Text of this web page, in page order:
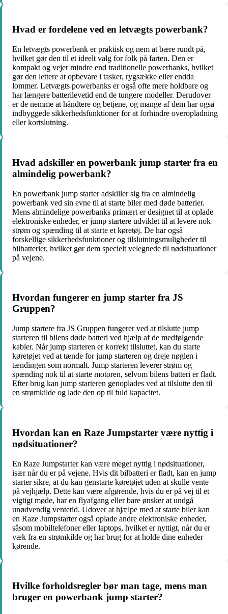
Hvad er fordelene ved en letvægts powerbank?
En letvægts powerbank er praktisk og nem at bære rundt på,
hvilket gør den til et ideelt valg for folk på farten. Den er
kompakt og vejer mindre end traditionelle powerbanks, hvilket
gør den lettere at opbevare i tasker, rygsække eller endda
lommer. Letvægts powerbanks er også ofte mere holdbare og
har længere batterilevetid end de tungere modeller. Derudover
er de nemme at håndtere og betjene, og mange af dem har også
indbyggede sikkerhedsfunktioner for at forhindre overopladning
eller kortslutning.
Hvad adskiller en powerbank jump starter fra en
almindelig powerbank?
En powerbank jump starter adskiller sig fra en almindelig
powerbank ved sin evne til at starte biler med døde batterier.
Mens almindelige powerbanks primært er designet til at oplade
elektroniske enheder, er jump startere udviklet til at levere nok
strøm og spænding til at starte et køretøj. De har også
forskellige sikkerhedsfunktioner og tilslutningsmuligheder til
bilbatterier, hvilket gør dem specielt velegnede til nødsituationer
på vejene.
Hvordan fungerer en jump starter fra JS
Gruppen?
Jump startere fra JS Gruppen fungerer ved at tilslutte jump
starteren til bilens døde batteri ved hjælp af de medfølgende
kabler. Når jump starteren er korrekt tilsluttet, kan du starte
køretøjet ved at tænde for jump starteren og dreje nøglen i
tændingen som normalt. Jump starteren leverer strøm og
spænding nok til at starte motoren, selvom bilens batteri er fladt.
Efter brug kan jump starteren genoplades ved at tilslutte den til
en strømkilde og lade den op til fuld kapacitet.
Hvordan kan en Raze Jumpstarter være nyttig i
nødsituationer?
En Raze Jumpstarter kan være meget nyttig i nødsituationer,
især når du er på vejene. Hvis dit bilbatteri er fladt, kan en jump
starter sikre, at du kan genstarte køretøjet uden at skulle vente
på vejhjælp. Dette kan være afgørende, hvis du er på vej til et
vigtigt møde, har en flyafgang eller bare ønsker at undgå
unødvendig ventetid. Udover at hjælpe med at starte biler kan
en Raze Jumpstarter også oplade andre elektroniske enheder,
såsom mobiltelefoner eller laptops, hvilket er nyttigt, når du er
væk fra en strømkilde og har brug for at holde dine enheder
kørende.
Hvilke forholdsregler bør man tage, mens man
bruger en powerbank jump starter?